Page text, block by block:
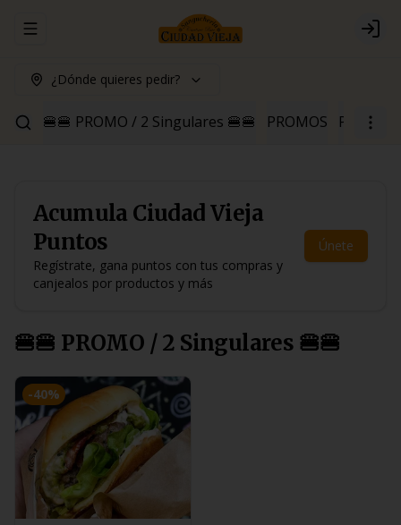
Abrir menu de navegación Login
¿Dónde quieres pedir?
🍔🍔 PROMO / 2 Singulares 🍔🍔 PROMOS Para
Acumula Ciudad Vieja
Puntos
Regístrate, gana puntos con tus compras y
canjealos por productos y más
Únete
🍔🍔 PROMO / 2 Singulares 🍔🍔
-40%